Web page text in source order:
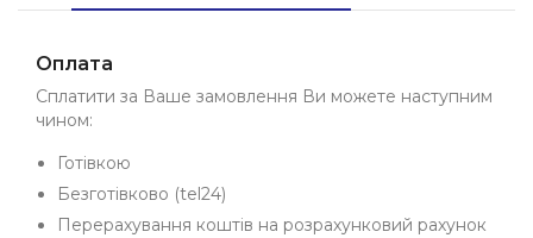
Оплата
Сплатити за Ваше замовлення Ви можете наступним
чином:
Готівкою
Безготівково (tel24)
Перерахування коштів на розрахунковий рахунок